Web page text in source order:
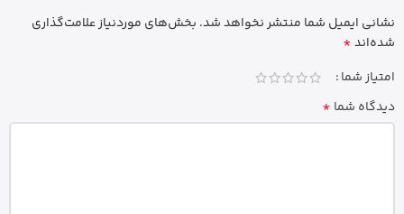
نشانی ایمیل شما منتشر نخواهد شد. بخش‌های موردنیاز علامت‌گذاری
شده‌اند*
امتیاز شما
دیدگاه شما *